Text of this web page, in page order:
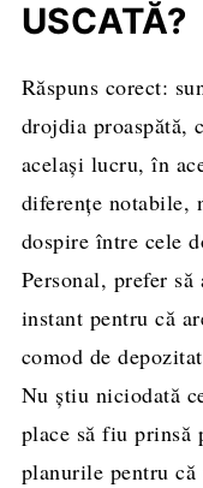
USCATĂ?
Răspuns corect:
drojdia proaspătă,
același lucru, în
diferențe notabile,
dospire între cele
Personal, prefer
instant pentru că
comod de
Nu știu niciodată
place să fiu prinsă
planurile pentru